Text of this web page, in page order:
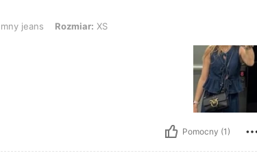
Rozmiar: XS
jeans Rozmiar: XS
Pomocny (1)